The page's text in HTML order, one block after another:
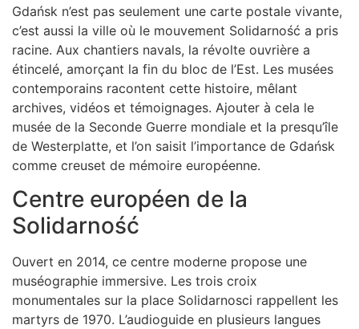
Gdańsk n’est pas seulement une carte postale vivante,
c’est aussi la ville où le mouvement Solidarność a pris
racine. Aux chantiers navals, la révolte ouvrière a
étincelé, amorçant la fin du bloc de l’Est. Les musées
contemporains racontent cette histoire, mêlant
archives, vidéos et témoignages. Ajouter à cela le
musée de la Seconde Guerre mondiale et la presqu’île
de Westerplatte, et l’on saisit l’importance de Gdańsk
comme creuset de mémoire européenne.
Centre européen de la
Solidarność
Ouvert en 2014, ce centre moderne propose une
muséographie immersive. Les trois croix
monumentales sur la place Solidarnosci rappellent les
martyrs de 1970. L’audioguide en plusieurs langues